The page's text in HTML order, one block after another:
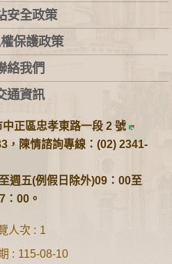
安全政策
保護政策
絡我們
通資訊
正區忠孝東路一段 2 號
，陳情諮詢專線：(02) 2341-
週五(例假日除外)09：00至
：00。
人次
1
115-08-10